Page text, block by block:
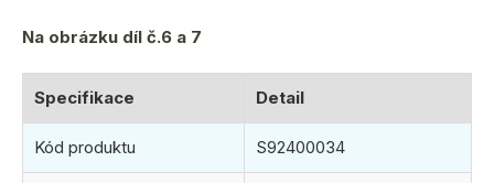
Na obrázku díl č.6 a 7
Specifikace Detail
Kód produktu S92400034